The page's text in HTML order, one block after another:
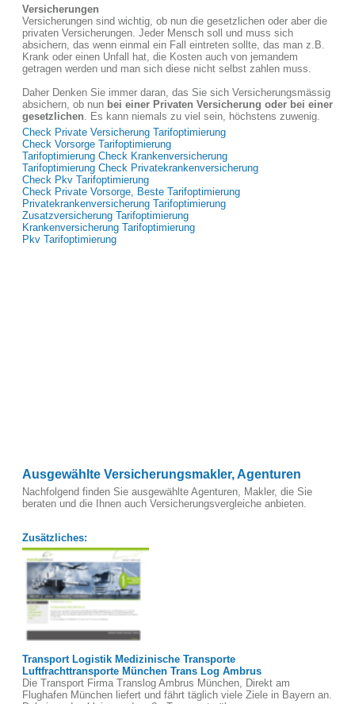
Versicherungen
Versicherungen sind wichtig, ob nun die gesetzlichen oder aber die
privaten Versicherungen. Jeder Mensch soll und muss sich
absichern, das wenn einmal ein Fall eintreten sollte, das man z.B.
Krank oder einen Unfall hat, die Kosten auch von jemandem
getragen werden und man sich diese nicht selbst zahlen muss.
Daher Denken Sie immer daran, das Sie sich Versicherungsmässig
absichern, ob nun bei einer Privaten Versicherung oder bei einer
gesetzlichen. Es kann niemals zu viel sein, höchstens zuwenig.
Check Private Versicherung Tarifoptimierung
Check Vorsorge Tarifoptimierung
Tarifoptimierung Check Krankenversicherung
Tarifoptimierung Check Privatekrankenversicherung
Check Pkv Tarifoptimierung
Check Private Vorsorge, Beste Tarifoptimierung
Privatekrankenversicherung Tarifoptimierung
Zusatzversicherung Tarifoptimierung
Krankenversicherung Tarifoptimierung
Pkv Tarifoptimierung
Ausgewählte Versicherungsmakler, Agenturen
Nachfolgend finden Sie ausgewählte Agenturen, Makler, die Sie
beraten und die Ihnen auch Versicherungsvergleiche anbieten.
Zusätzliches:
Transport Logistik Medizinische Transporte
Luftfrachttransporte München Trans Log Ambrus
Die Transport Firma Translog Ambrus München, Direkt am
Flughafen München liefert und fährt täglich viele Ziele in Bayern an.